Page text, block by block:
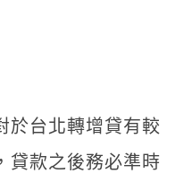
於台北轉增貸有較
貸款之後務必準時